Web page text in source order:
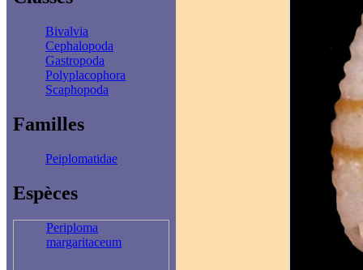
Bivalvia
Cephalopoda
Gastropoda
Polyplacophora
Scaphopoda
Familles
Peiplomatidae
Espèces
Periploma
margaritaceum